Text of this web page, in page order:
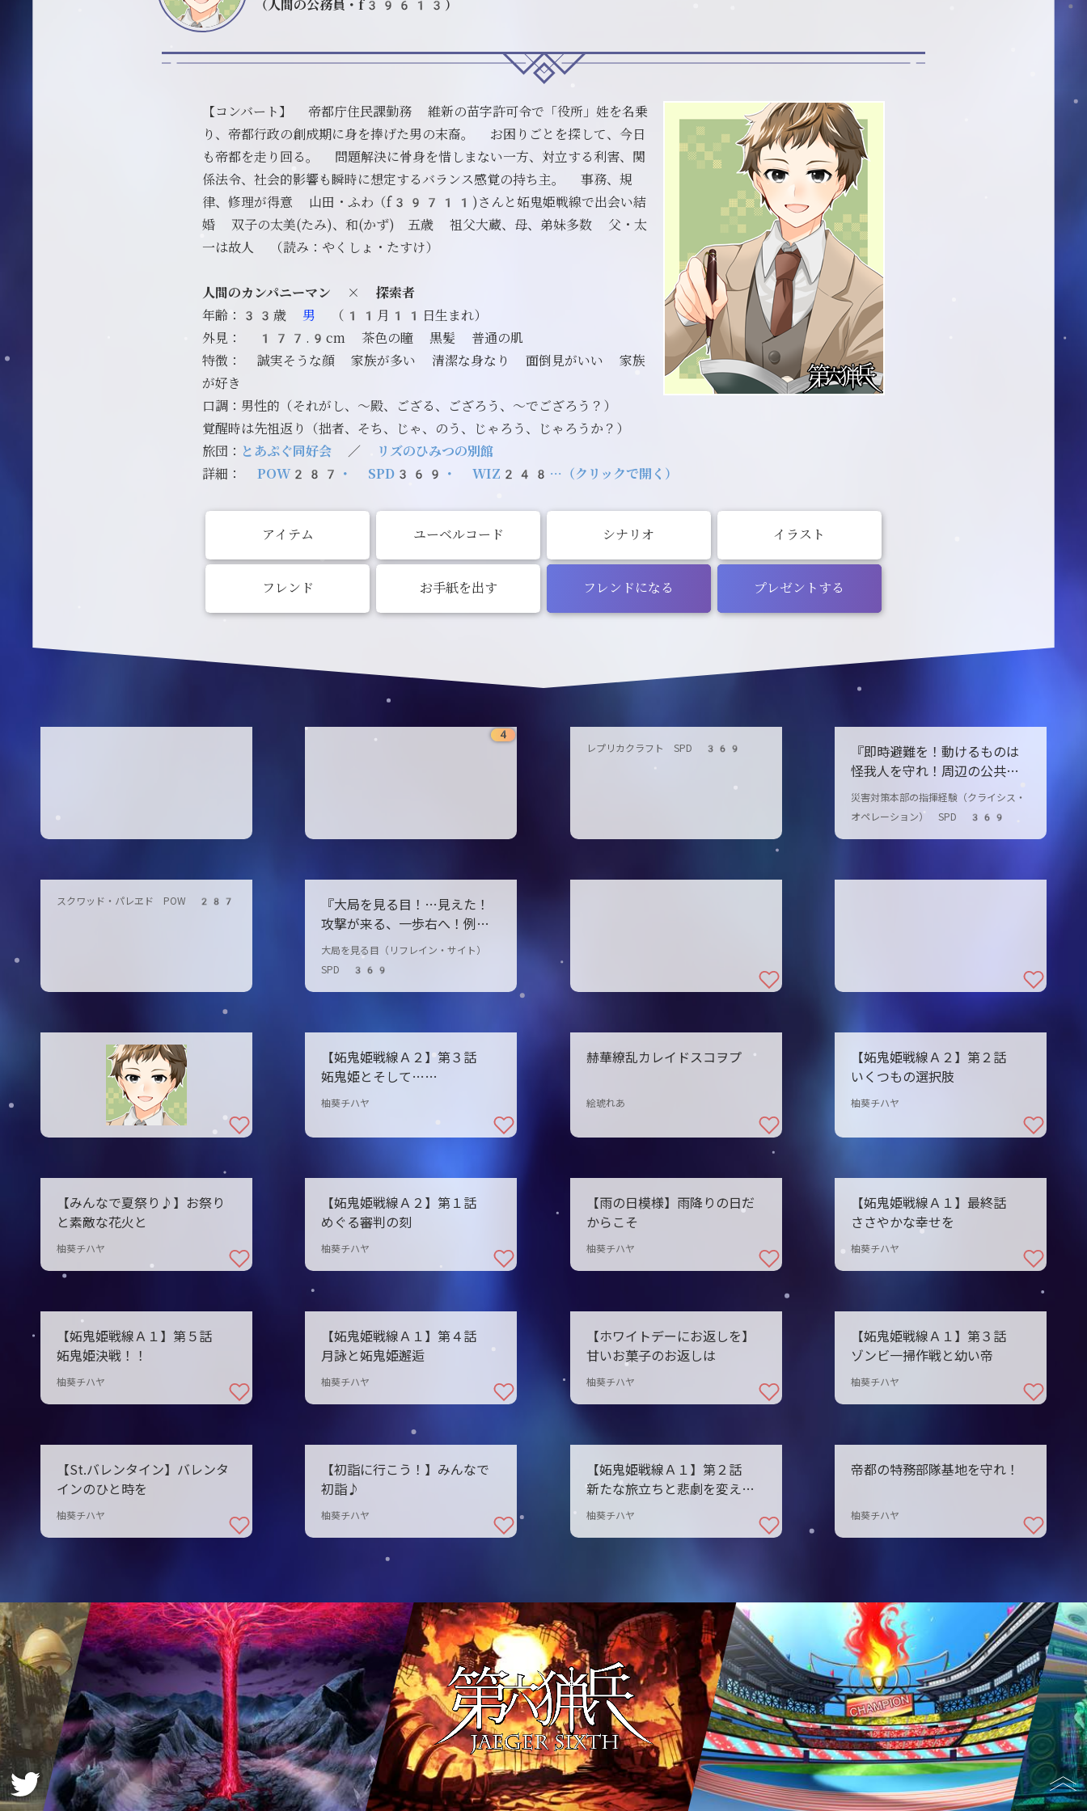
（人間の公務員・f39613）
【コンバート】 帝都庁住民課勤務 維新の苗字許可令で「役所」姓を名乗
り、帝都行政の創成期に身を捧げた男の末裔。 お困りごとを探して、今日
も帝都を走り回る。 問題解決に骨身を惜しまない一方、対立する利害、関
係法令、社会的影響も瞬時に想定するバランス感覚の持ち主。 事務、規
律、修理が得意 山田・ふわ（f39711)さんと妬鬼姫戦線で出会い結
婚 双子の太美(たみ)、和(かず) 五歳 祖父大蔵、母、弟妹多数 父・太
一は故人 （読み：やくしょ・たすけ）
人間のカンパニーマン × 探索者
年齢：33歳 男
（11月11日生まれ）
外見： 177.9cm 茶色の瞳 黒髪 普通の肌
特徴： 誠実そうな顔 家族が多い 清潔な身なり 面倒見がいい 家族
が好き
口調：男性的（それがし、～殿、ござる、ござろう、～でござろう？）
覚醒時は先祖返り（拙者、そち、じゃ、のう、じゃろう、じゃろうか？）
旅団： とあぷぐ同好会 ／
リズのひみつの別館
詳細：POW287・ SPD369・ WIZ248…（クリックで開く）
アイテム ユーベルコード シナリオ イラスト
フレンド お手紙を出す フレンドになる プレゼントする
4
レプリカクラフト SPD 369
『即時避難を！動けるものは
怪我人を守れ！周辺の公共施
設を避難所に指定し、災害対
策本部設立を宣言する！』
災害対策本部の指揮経験（クライシス・
オペレーション） SPD 369
スクワッド・パレヱド POW 287
『大局を見る目！…見えた！
攻撃が来る、一歩右へ！例え
この目が潰れても、大切な仲
間は殺らせん！』
大局を見る目（リフレイン・サイト）
SPD 369
【妬鬼姫戦線Ａ２】第３話
妬鬼姫とそして……
柚葵チハヤ
赫華繚乱カレイドスコヲプ
絵琥れあ
【妬鬼姫戦線Ａ２】第２話
いくつもの選択肢
柚葵チハヤ
【みんなで夏祭り♪】お祭り
と素敵な花火と
柚葵チハヤ
【妬鬼姫戦線Ａ２】第１話
めぐる審判の刻
柚葵チハヤ
【雨の日模様】雨降りの日だ
からこそ
柚葵チハヤ
【妬鬼姫戦線Ａ１】最終話
ささやかな幸せを
柚葵チハヤ
【妬鬼姫戦線Ａ１】第５話
妬鬼姫決戦！！
柚葵チハヤ
【妬鬼姫戦線Ａ１】第４話
月詠と妬鬼姫邂逅
柚葵チハヤ
【ホワイトデーにお返しを】
甘いお菓子のお返しは
柚葵チハヤ
【妬鬼姫戦線Ａ１】第３話
ゾンビ一掃作戦と幼い帝
柚葵チハヤ
【St.バレンタイン】バレンタ
インのひと時を
柚葵チハヤ
【初詣に行こう！】みんなで
初詣♪
柚葵チハヤ
【妬鬼姫戦線Ａ１】第２話
新たな旅立ちと悲劇を変える
力
柚葵チハヤ
帝都の特務部隊基地を守れ！
柚葵チハヤ